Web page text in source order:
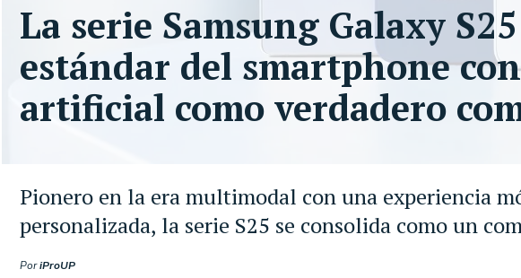
Pionero en la era multimodal con una experiencia
personalizada, la serie S25 se consolida como un
PoriProUP
La serie Samsung Galaxy
estándar del smartphone
artificial como verdadero